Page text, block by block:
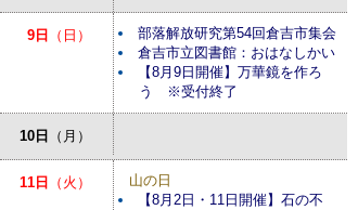
9日 （日）
部落解放研究第54回倉吉市集会
倉吉市立図書館：おはなしかい
【8月9日開催】万華鏡を作ろ
う ※受付終了
10日 （月）
11日 （火）
山の日
【8月2日・11日開催】石の不